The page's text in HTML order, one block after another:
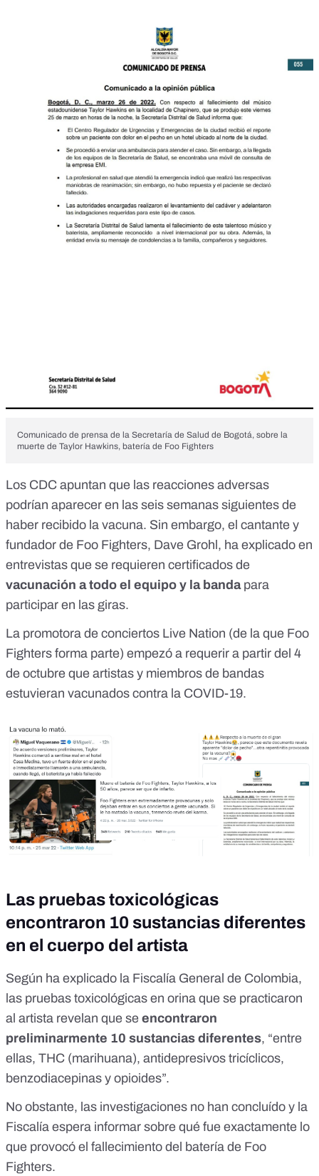
Comunicado de prensa de la Secretaría de Salud de Bogotá, sobre la
muerte de Taylor Hawkins, batería de Foo Fighters
Los CDC apuntan que las reacciones adversas
podrían aparecer en las seis semanas siguientes de
haber recibido la vacuna. Sin embargo, el cantante y
fundador de Foo Fighters, Dave Grohl, ha explicado en
entrevistas que se requieren certificados de
vacunación a todo el equipo y la bandapara
participar en las giras.
La promotora de conciertos Live Nation (de la que Foo
Fighters forma parte) empezó a requerir a partir del 4
de octubre que artistas y miembros de bandas
estuvieran vacunados contra la COVID-19.
Las pruebas toxicológicas
encontraron 10 sustancias diferentes
en el cuerpo del artista
Según ha explicado la Fiscalía General de Colombia,
las pruebas toxicológicas en orina que se practicaron
al artista revelan que se encontraron
preliminarmente 10 sustancias diferentes, “entre
ellas, THC (marihuana), antidepresivos tricíclicos,
benzodiacepinas y opioides”.
No obstante, las investigaciones no han concluído y la
Fiscalía espera informar sobre qué fue exactamente lo
que provocó el fallecimiento del batería de Foo
Fighters.